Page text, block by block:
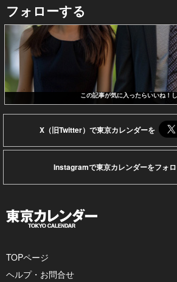
フォローする
この記事が気に入ったらいいね！
X（旧Twitter）で東京カレンダーを
Instagramで東京カレンダーをフォ
TOPページ
ヘルプ・お問合せ